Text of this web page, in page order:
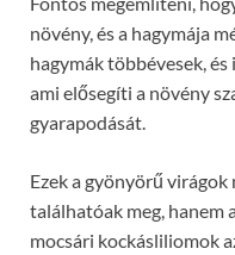
növény, és a hagymája
hagymák többévesek,
ami elősegíti a növény
gyarapodását.
Ezek a gyönyörű
találhatóak meg, hanem
mocsári kockásliliomok